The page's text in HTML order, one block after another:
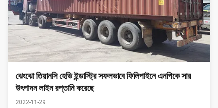
ঝেংঝো তিয়ানসি হেভি ইন্ডাস্ট্রি সফলভাবে ফিলিপাইনে এনপিকে সার
উৎপাদন লাইন রপ্তানি করেছে
2022-11-29